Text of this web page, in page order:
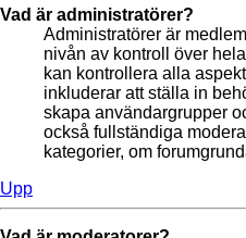
Vad är administratörer?
Administratörer är
nivån av kontroll över
kan kontrollera alla
inkluderar att ställa in
skapa användargrupper
också fullständiga
kategorier, om
Upp